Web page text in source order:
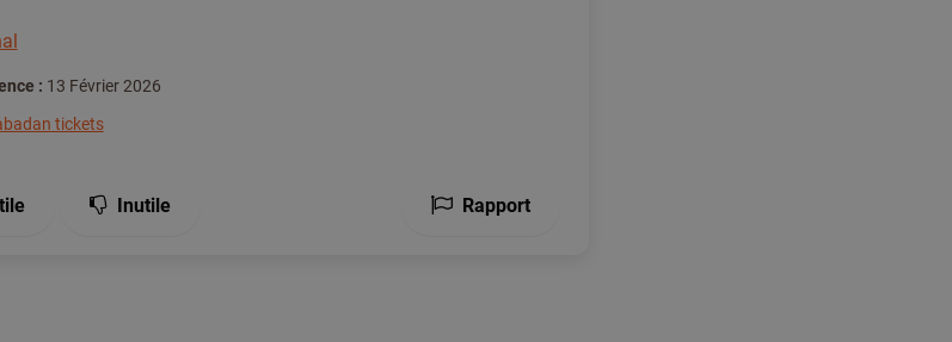
: 13 Février 2026
tickets
Inutile Rapport